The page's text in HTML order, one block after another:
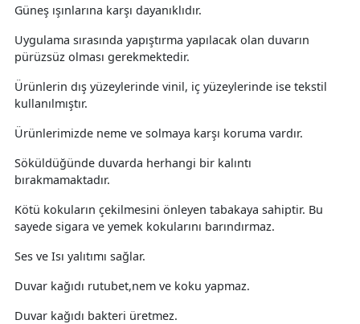
Güneş ışınlarına karşı dayanıklıdır.
Uygulama sırasında yapıştırma yapılacak olan duvarın
pürüzsüz olması gerekmektedir.
Ürünlerin dış yüzeylerinde vinil, iç yüzeylerinde ise tekstil
kullanılmıştır.
Ürünlerimizde neme ve solmaya karşı koruma vardır.
Söküldüğünde duvarda herhangi bir kalıntı
bırakmamaktadır.
Kötü kokuların çekilmesini önleyen tabakaya sahiptir. Bu
sayede sigara ve yemek kokularını barındırmaz.
Ses ve Isı yalıtımı sağlar.
Duvar kağıdı rutubet,nem ve koku yapmaz.
Duvar kağıdı bakteri üretmez.